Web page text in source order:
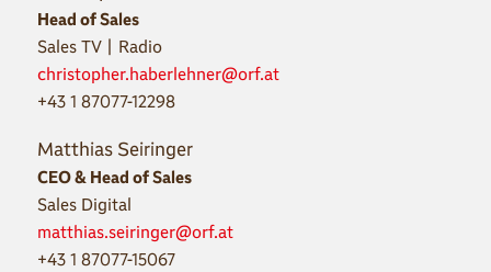
Head of Sales
Sales TV | Radio
christopher.haberlehner@orf.at
+43 1 87077-12298
Matthias Seiringer
CEO & Head of Sales
Sales Digital
matthias.seiringer@orf.at
+43 1 87077-15067